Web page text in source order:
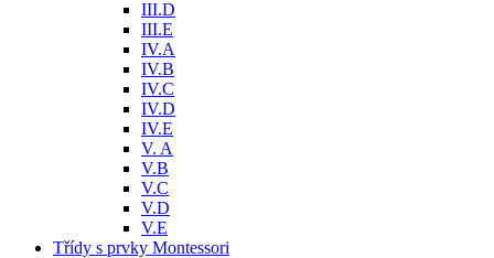
III.D
III.E
IV.A
IV.B
IV.C
IV.D
IV.E
V. A
V.B
V.C
V.D
V.E
Třídy s prvky Montessori